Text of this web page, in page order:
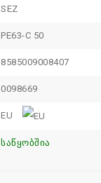
SEZ
PE63-C 50
8585009008407
0098669
EU
საწყობშია